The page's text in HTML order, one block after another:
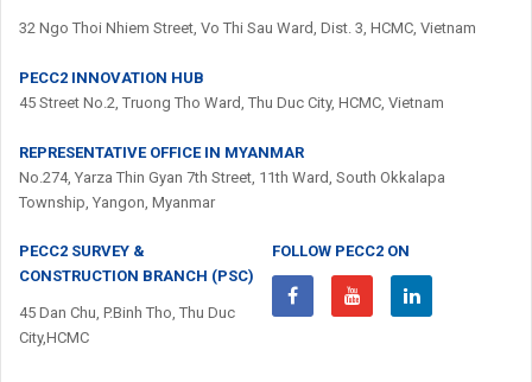
32 Ngo Thoi Nhiem Street, Vo Thi Sau Ward, Dist. 3, HCMC, Vietnam
PECC2 INNOVATION HUB
45 Street No.2, Truong Tho Ward, Thu Duc City, HCMC, Vietnam
REPRESENTATIVE OFFICE IN MYANMAR
No.274, Yarza Thin Gyan 7th Street, 11th Ward, South Okkalapa
Township, Yangon, Myanmar
PECC2 SURVEY &
CONSTRUCTION BRANCH (PSC)
45 Dan Chu, P.Binh Tho, Thu Duc
City,HCMC
FOLLOW PECC2 ON